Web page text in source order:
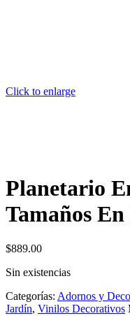
Click to enlarge
Planetario
Tamaños
$889.00
Sin existencias
Categorías: Adornos y
Jardín, Vinilos Decorativos